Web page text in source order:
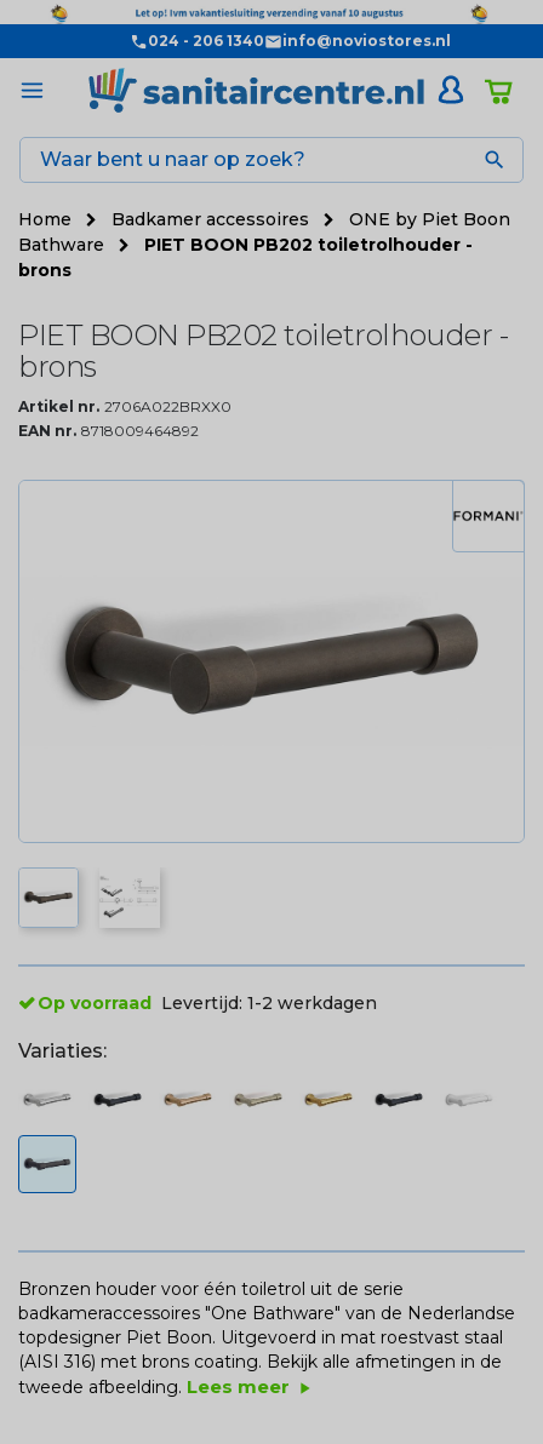
024 - 206 1340 info@noviostores.nl

Home Badkamer accessoires
ONE by Piet Boon
Bathware
PIET BOON PB202 toiletrolhouder -
brons
PIET BOON PB202 toiletrolhouder -
brons
Artikel nr. 2706A022BRXX0
EAN nr. 8718009464892
Op voorraad Levertijd: 1-2 werkdagen
Variaties:
Bronzen houder voor één toiletrol uit de serie
badkameraccessoires "One Bathware" van de Nederlandse
topdesigner Piet Boon. Uitgevoerd in mat roestvast staal
(AISI 316) met brons coating. Bekijk alle afmetingen in de
tweede afbeelding. Lees meer play_arrow